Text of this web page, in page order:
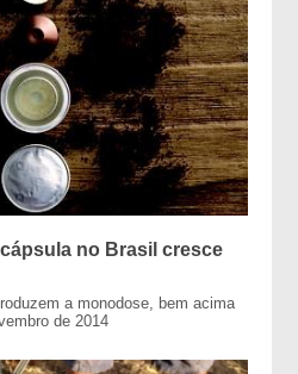
no Brasil cresce
a monodose, bem acima
de 2014